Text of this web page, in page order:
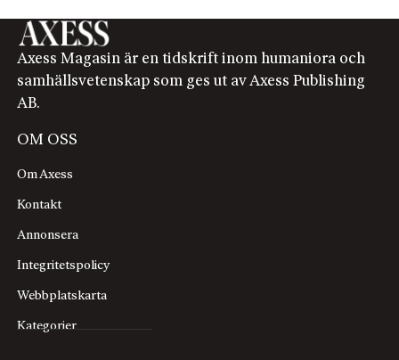
Axess Magasin är en tidskrift inom humaniora och
samhällsvetenskap som ges ut av Axess Publishing
AB.
OM OSS
Om Axess
Kontakt
Annonsera
Integritetspolicy
Webbplatskarta
Kategorier